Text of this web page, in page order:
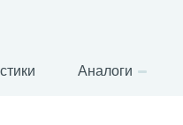
Аналоги